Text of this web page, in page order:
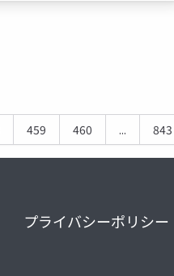
459 460 ... 843
プライバシーポリシー